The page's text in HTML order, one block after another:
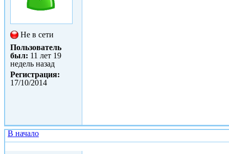
Не в сети
Пользователь
был: 11 лет 19
недель назад
Регистрация:
17/10/2014
В начало